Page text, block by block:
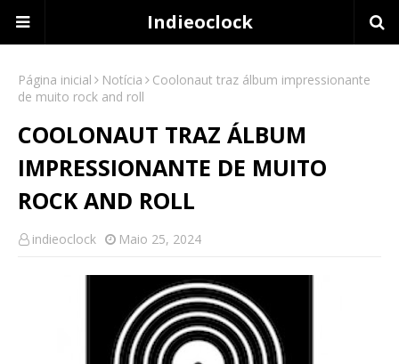
Indieoclock
Página inicial Notícia
Coolonaut traz álbum impressionante
de muito rock and roll
COOLONAUT TRAZ ÁLBUM
IMPRESSIONANTE DE MUITO
ROCK AND ROLL
indieoclock Maio 25, 2024